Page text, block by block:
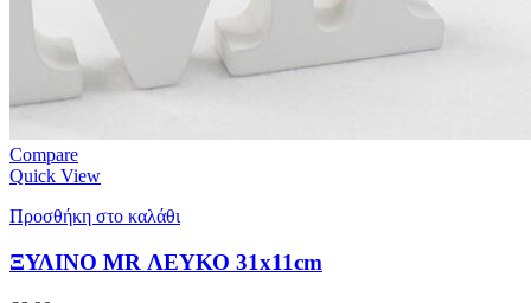
Compare
Quick View
Προσθήκη στο καλάθι
ΞΥΛΙΝΟ MR ΛΕΥΚΟ 31x11cm